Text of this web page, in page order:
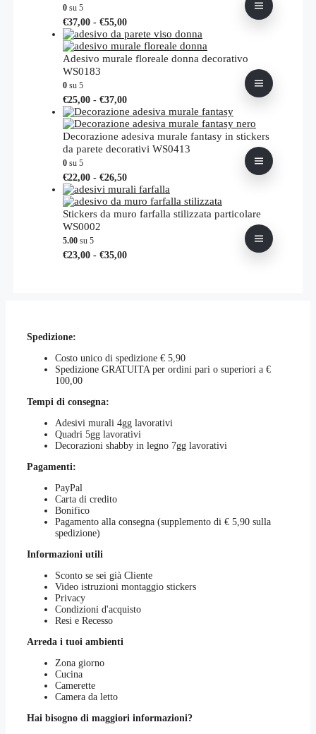
essere
scelte
nella
pagina
del
prodotto
0 su 5
€37,00 - €55,00Fascia
di
prezzo:
da
Questo
prodotto
ha
più
possono
essere
scelte
nella
pagina
prodotto
Adesivo murale floreale donna decorativo
WS0183
0 su 5
€25,00 - €37,00Fascia
di
prezzo:
da
€25,00
a
Questo
prodotto
ha
più
varianti.
possono
essere
scelte
nella
prodotto
Decorazione adesiva murale fantasy in stickers
da parete decorativi WS0413
0 su 5
€22,00 - €26,50Fascia
di
prezzo:
Questo
prodotto
ha
più
possono
Stickers da muro farfalla stilizzata particolare
WS0002
5.00 su 5
€23,00 - €35,00Fascia
Questo
scelte
nella
Spedizione:
Costo unico di spedizione € 5,90
Spedizione GRATUITA per ordini pari o superiori a €
100,00
Tempi di consegna:
Adesivi murali 4gg lavorativi
Quadri 5gg lavorativi
Decorazioni shabby in legno 7gg lavorativi
Pagamenti:
PayPal
Carta di credito
Bonifico
Pagamento alla consegna (supplemento di € 5,90 sulla
spedizione)
Informazioni utili
Sconto se sei già Cliente
Video istruzioni montaggio stickers
Privacy
Condizioni d'acquisto
Resi e Recesso
Arreda i tuoi ambienti
Zona giorno
Cucina
Camerette
Camera da letto
Hai bisogno di maggiori informazioni?